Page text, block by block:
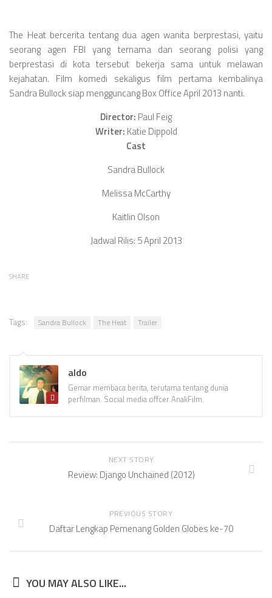
Games
The Heat bercerita tentang dua agen wanita berprestasi, yaitu
seorang agen FBI yang ternama dan seorang polisi yang
berprestasi di kota tersebut bekerja sama untuk melawan
kejahatan. Film komedi sekaligus film pertama kembalinya
Sandra Bullock siap mengguncang Box Office April 2013 nanti.
Director: Paul Feig
Writer: Katie Dippold
Cast
Sandra Bullock
Melissa McCarthy
Kaitlin Olson
Jadwal Rilis: 5 April 2013
SHARE
Tags: Sandra Bullock The Heat Trailer
aldo
Gemar membaca berita, terutama tentang dunia
perfilman. Social media offcer AnakFilm.
NEXT STORY
Review: Django Unchained (2012)
PREVIOUS STORY
Daftar Lengkap Pemenang Golden Globes ke-70
YOU MAY ALSO LIKE...